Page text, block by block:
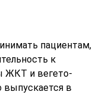
пациентам,
к
ЖКТ и вегето-
в